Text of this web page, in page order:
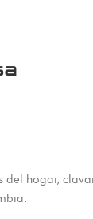
hogar,